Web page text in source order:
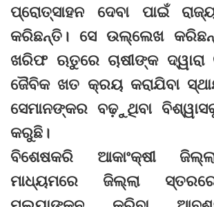
ପ୍ରୋତ୍ସାହନ ଦେବା ପାଇଁ
କରିଛନ୍ତି। ସେ ଉଲ୍ଲେଖ
ଖରିଫ ଋତୁରେ ଚାଷୀଙ୍କ
ଜୈବିକ ଖତ କ୍ରୟ କରାଯିବା
ସେମାନଙ୍କର ବଢ଼ୁଥିବା
କରୁଛି।
ବିଶେଷକରି ଆକାଂକ୍ଷୀ
ମାଧ୍ୟମରେ ଜିଲ୍ଲା